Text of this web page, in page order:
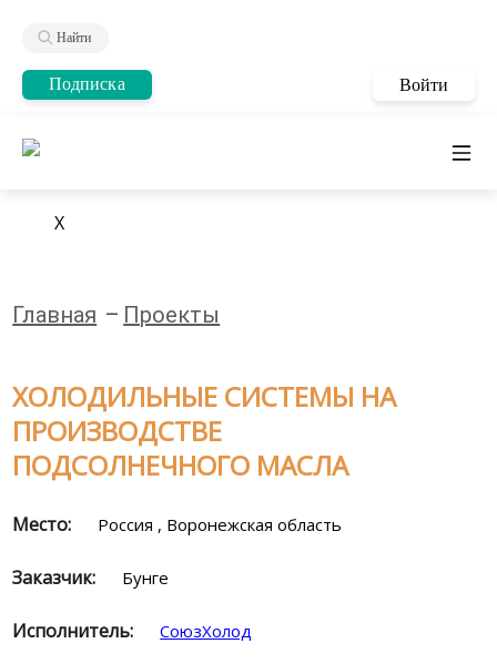
Найти
Подписка Войти
X
Главная Проекты
ХОЛОДИЛЬНЫЕ СИСТЕМЫ НА
ПРОИЗВОДСТВЕ
ПОДСОЛНЕЧНОГО МАСЛА
Место: Россия , Воронежская область
Заказчик: Бунге
Исполнитель: СоюзХолод